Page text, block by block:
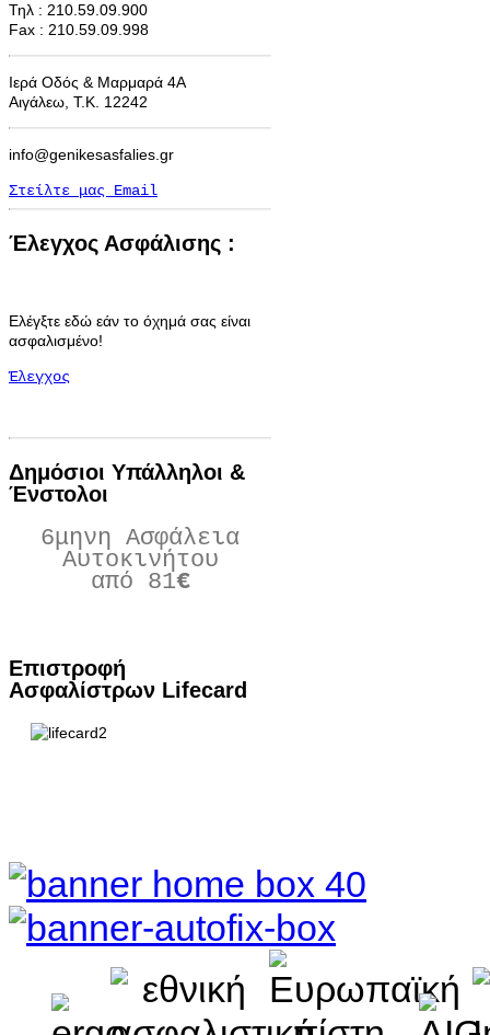
Τηλ : 210.59.09.900
Fax : 210.59.09.998
Ιερά Οδός & Μαρμαρά 4Α
Αιγάλεω, Τ.Κ. 12242
info@genikesasfalies.gr
Στείλτε μας Email
Έλεγχος Ασφάλισης :
Ελέγξτε εδώ εάν το όχημά σας είναι
ασφαλισμένο!
Έλεγχος
Δημόσιοι Υπάλληλοι &
Ένστολοι
6μηνη Ασφάλεια
Αυτοκινήτου
από 81€
Επιστροφή
Ασφαλίστρων Lifecard